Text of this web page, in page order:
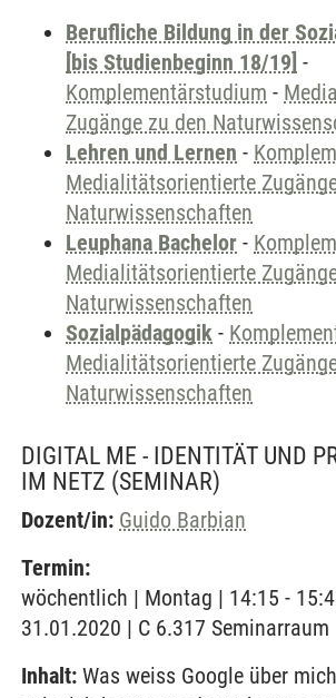
Berufliche Bildung in der
[bis Studienbeginn 18/19] -
Komplementärstudium -
Zugänge zu den
Lehren und Lernen -
Medialitätsorientierte
Naturwissenschaften
Leuphana Bachelor -
Medialitätsorientierte
Naturwissenschaften
Sozialpädagogik -
Medialitätsorientierte
Naturwissenschaften
DIGITAL ME - IDENTITÄT UND
IM NETZ (SEMINAR)
Dozent/in: Guido Barbian
Termin:
wöchentlich | Montag | 14:15 -
31.01.2020 | C 6.317 Seminarraum
Inhalt: Was weiss Google über